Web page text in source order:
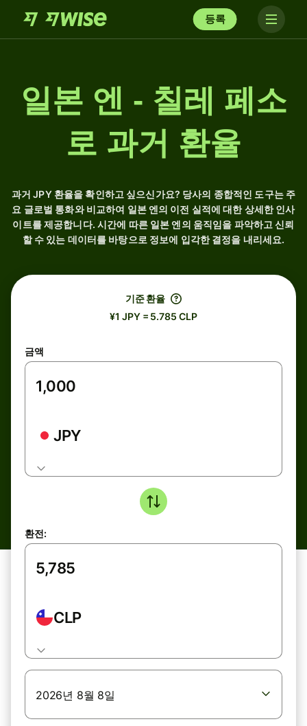
등록
일본 엔 - 칠레 페소
로 과거 환율
과거 JPY 환율을 확인하고 싶으신가요? 당사의 종합적인 도구는 주
요 글로벌 통화와 비교하여 일본 엔의 이전 실적에 대한 상세한 인사
이트를 제공합니다. 시간에 따른 일본 엔의 움직임을 파악하고 신뢰
할 수 있는 데이터를 바탕으로 정보에 입각한 결정을 내리세요.
기준 환율
¥1 JPY = 5.785 CLP
금액
JPY
환전:
CLP
2026년 8월 8일